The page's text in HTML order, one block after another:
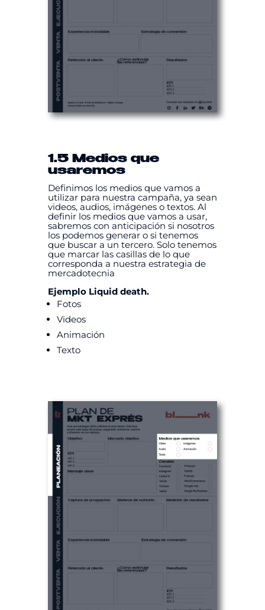
1.5 Medios que
usaremos
Definimos los medios que vamos a
utilizar para nuestra campaña, ya sean
videos, audios, imágenes o textos. Al
definir los medios que vamos a usar,
sabremos con anticipación si nosotros
los podemos generar o si tenemos
que buscar a un tercero. Solo tenemos
que marcar las casillas de lo que
corresponda a nuestra estrategia de
mercadotecnia
Ejemplo Liquid death.
Fotos
Videos
Animación
Texto